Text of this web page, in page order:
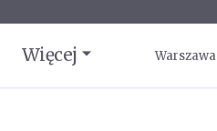
Więcej Warszawa